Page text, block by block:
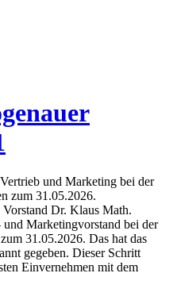
und Marketing bei der
zum 31.05.2026.
Dr. Klaus Math.
und Marketingvorstand bei der
31.05.2026. Das hat das
gegeben. Dieser Schritt
Einvernehmen mit dem